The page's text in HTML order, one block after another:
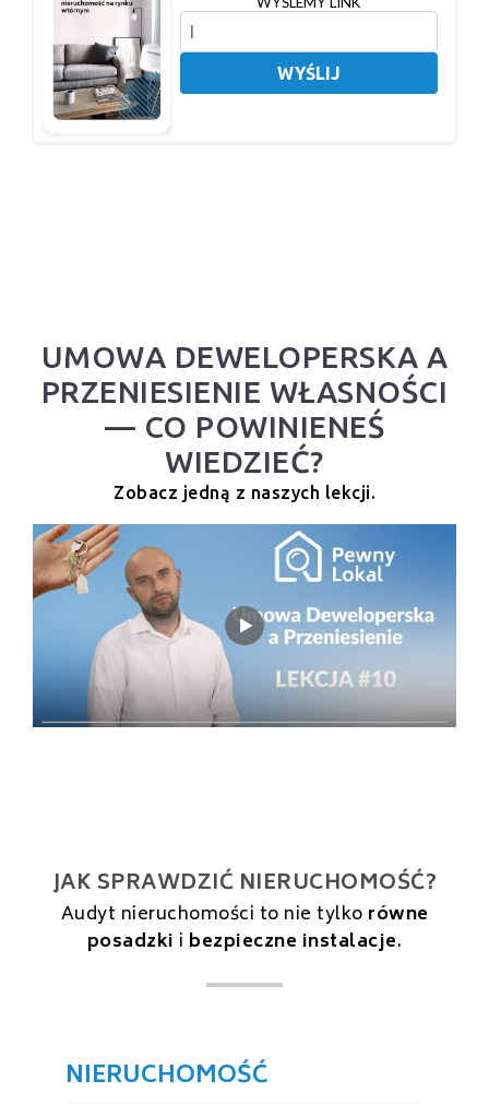
WYŚLIJ
UMOWA DEWELOPERSKA A
PRZENIESIENIE WŁASNOŚCI
— CO POWINIENEŚ
WIEDZIEĆ?
Zobacz jedną z naszych lekcji.
JAK SPRAWDZIĆ NIERUCHOMOŚĆ?
Audyt nieruchomości to nie tylko równe
posadzki i bezpieczne instalacje.
NIERUCHOMOŚĆ